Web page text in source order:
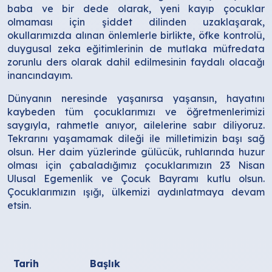
baba ve bir dede olarak, yeni kayıp çocuklar
olmaması için şiddet dilinden uzaklaşarak,
okullarımızda alınan önlemlerle birlikte, öfke kontrolü,
duygusal zeka eğitimlerinin de mutlaka müfredata
zorunlu ders olarak dahil edilmesinin faydalı olacağı
inancındayım.
Dünyanın neresinde yaşanırsa yaşansın, hayatını
kaybeden tüm çocuklarımızı ve öğretmenlerimizi
saygıyla, rahmetle anıyor, ailelerine sabır diliyoruz.
Tekrarını yaşamamak dileği ile milletimizin başı sağ
olsun. Her daim yüzlerinde gülücük, ruhlarında huzur
olması için çabaladığımız çocuklarımızın 23 Nisan
Ulusal Egemenlik ve Çocuk Bayramı kutlu olsun.
Çocuklarımızın ışığı, ülkemizi aydınlatmaya devam
etsin.
Tarih Başlık